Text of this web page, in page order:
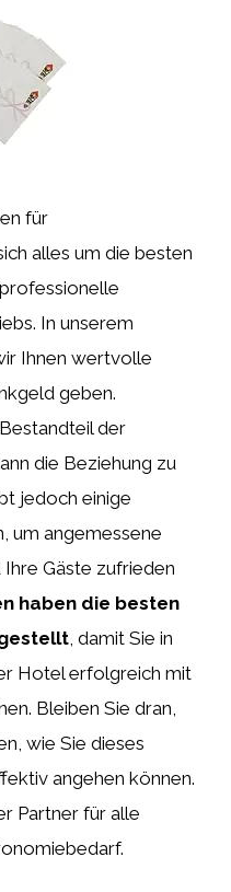
für
alles um die besten
In unserem
Ihnen wertvolle
geben.
der
die Beziehung zu
jedoch einige
um angemessene
Gäste zufrieden
haben die besten
, damit Sie in
Hotel erfolgreich mit
Bleiben Sie dran,
wie Sie dieses
angehen können.
Partner für alle